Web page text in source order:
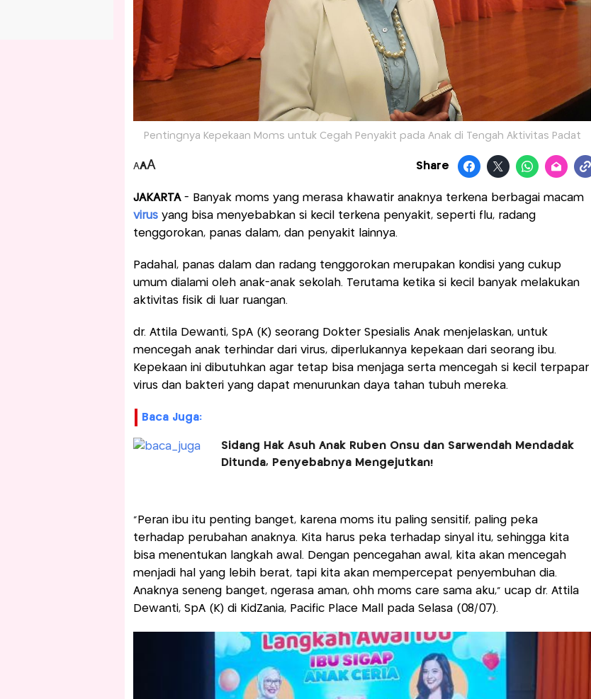
Pentingnya Kepekaan Moms untuk Cegah Penyakit pada Anak di Tengah Aktivitas Padat
AAA Share
JAKARTA- Banyak moms yang merasa khawatir anaknya terkena berbagai macam
virusyang bisa menyebabkan si kecil terkena penyakit, seperti flu, radang
tenggorokan, panas dalam, dan penyakit lainnya.
Padahal, panas dalam dan radang tenggorokan merupakan kondisi yang cukup
umum dialami oleh anak-anak sekolah. Terutama ketika si kecil banyak melakukan
aktivitas fisik di luar ruangan.
dr. Attila Dewanti, SpA (K) seorang Dokter Spesialis Anak menjelaskan, untuk
mencegah anak terhindar dari virus, diperlukannya kepekaan dari seorang ibu.
Kepekaan ini dibutuhkan agar tetap bisa menjaga serta mencegah si kecil terpapar
virus dan bakteri yang dapat menurunkan daya tahan tubuh mereka.
Baca Juga:
Sidang Hak Asuh Anak Ruben Onsu dan Sarwendah Mendadak
Ditunda, Penyebabnya Mengejutkan!
"Peran ibu itu penting banget, karena moms itu paling sensitif, paling peka
terhadap perubahan anaknya. Kita harus peka terhadap sinyal itu, sehingga kita
bisa menentukan langkah awal. Dengan pencegahan awal, kita akan mencegah
menjadi hal yang lebih berat, tapi kita akan mempercepat penyembuhan dia.
Anaknya seneng banget, ngerasa aman, ohh moms care sama aku," ucap dr. Attila
Dewanti, SpA (K) di KidZania, Pacific Place Mall pada Selasa (08/07).